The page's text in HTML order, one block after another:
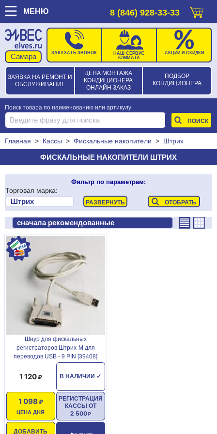
МЕНЮ 8 (846) 928-33-33
ЗАЯВКА НА РЕМОНТ И
ОБСЛУЖИВАНИЕ
ЦЕНА МОНТАЖА
КОНДИЦИОНЕРА
ОНЛАЙН ЗАКАЗ
ПОДБОР
КОНДИЦИОНЕРА
ЗАКАЗАТЬ ЗВОНОК
НАШ СЕРВИС
КЛИМАТА
АКЦИИ И СКИДКИ
Поиск товара по наименованию или артикулу
Главная > Кассы > Фискальные накопители > Штрих
ФИСКАЛЬНЫЕ НАКОПИТЕЛИ ШТРИХ
Фильтр по параметрам:
Торговая марка:
Шнур для фискальных
регистраторов Штрих-М для
переводов USB - 9 PIN [39408]
В НАЛИЧИИ ✓
1 120
ЦЕНА ДНЯ
1 098
ДОБАВИТЬ
РЕГИСТРАЦИЯ
КАССЫ ОТ
2 500